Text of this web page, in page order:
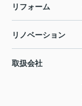
リフォーム
リノベーション
取扱会社